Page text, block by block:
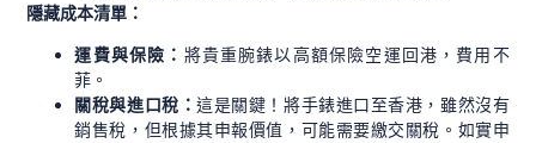
隱藏成本清單：
運費與保險： 將貴重腕錶以高額保險空運回港，費用不
菲。
關稅與進口稅：這是關鍵！將手錶進口至香港，雖然沒有
銷售稅，但根據其申報價值，可能需要繳交關稅。如實申